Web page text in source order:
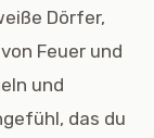
Dörfer,
Feuer und
und
das du